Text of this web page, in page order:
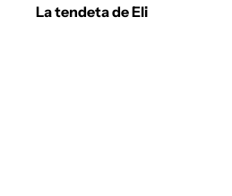
La tendeta de Eli